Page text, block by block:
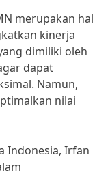
merupakan hal
kinerja
dimiliki oleh
dapat
Namun,
nilai
Indonesia, Irfan